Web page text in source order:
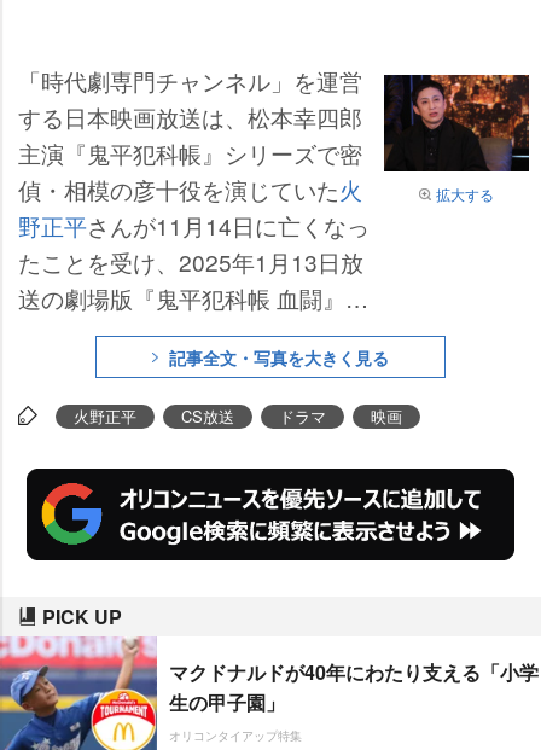
拡大する
「時代劇専門チャンネル」を運営
する日本映画放送は、松本幸四郎
主演『鬼平犯科帳』シリーズで密
偵・相模の彦十役を演じていた火
野正平さんが11月14日に亡くなっ
たことを受け、2025年1月13日放
送の劇場版『鬼平犯科帳 血闘』
(後1:00/後7:00/深1:00ほか)本編後
の「鬼平犯科帳アフタートーク
『血闘』編」の中で、火野さんを
で放送する。『鬼平犯科帳アフタ
ートーク「血闘」編』内の特別企
画「追悼-火野正平-」では、主演
風、浅利陽介、山田純大、久保田
悠来、中村ゆり、和田聡宏(※聡=
旧字)、松元ヒロ、中島多羅らレギ
ュラーキャスト陣と山下智彦監督
記事全文・写真を大きく見る
火野正平 CS放送 ドラマ 映画
PICK UP
マクドナルドが40年にわたり支える「小学
生の甲子園」
オリコンタイアップ特集